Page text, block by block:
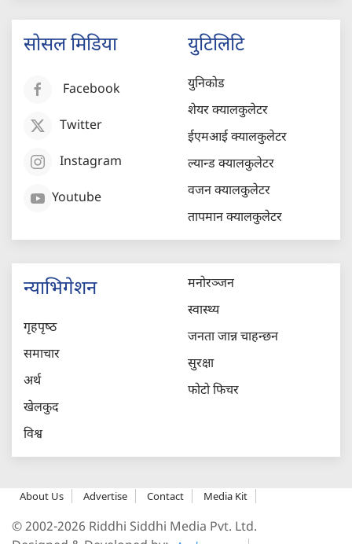
सोसल मिडिया
Facebook
Twitter
Instagram
Youtube
युटिलिटि
युनिकोड
शेयर क्यालकुलेटर
ईएमआई क्यालकुलेटर
ल्यान्ड क्यालकुलेटर
वजन क्यालकुलेटर
तापमान क्यालकुलेटर
न्याभिगेशन
गृहपृष्‍ठ
समाचार
अर्थ
खेलकुद
विश्व
मनोरञ्जन
स्वास्थ्य
जनता जान्न चाहन्छन
सुरक्षा
फोटो फिचर
About Us Advertise Contact Media Kit
© 2002-2026 Riddhi Siddhi Media Pvt. Ltd.